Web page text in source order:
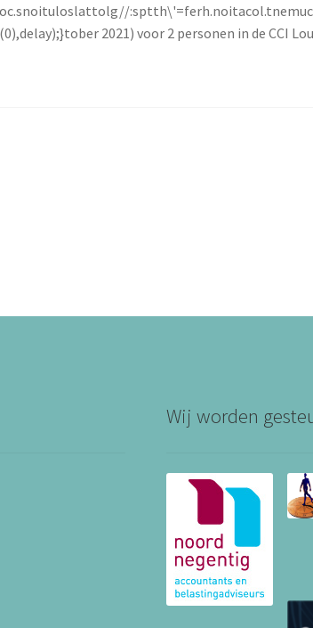
tolg//
tober 2021) voor 2 personen in de CCI
Wij worden